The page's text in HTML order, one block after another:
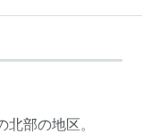
北部の地区。